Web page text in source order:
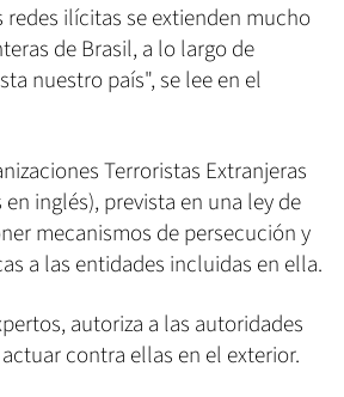
redes ilícitas se extienden mucho
de Brasil, a lo largo de
nuestro país", se lee en el
Terroristas Extranjeras
en inglés), prevista en una ley de
mecanismos de persecución y
a las entidades incluidas en ella.
autoriza a las autoridades
contra ellas en el exterior.